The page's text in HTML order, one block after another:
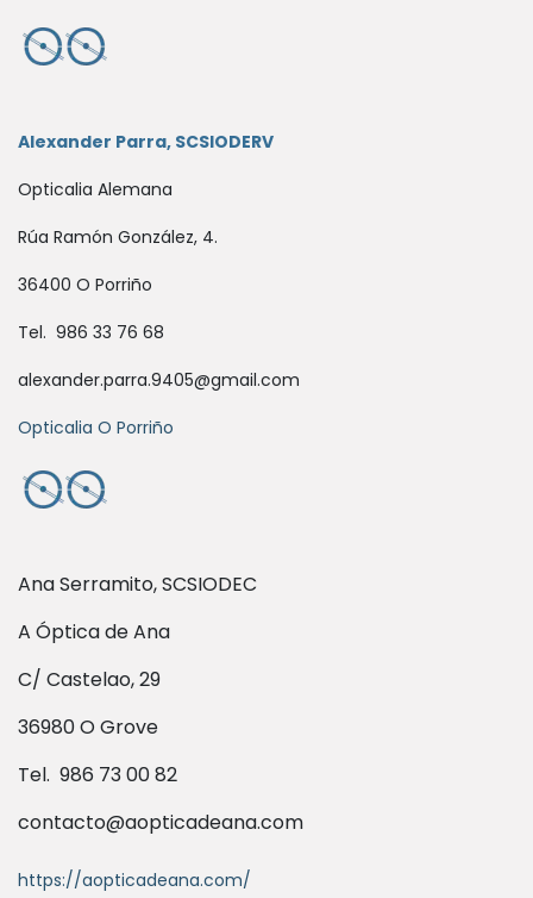
Alexander Parra, SCSIODERV
Opticalia Alemana
Rúa Ramón González, 4.
36400 O Porriño
Tel. 986 33 76 68
alexander.parra.9405@gmail.com
Opticalia O Porriño
Ana Serramito, SCSIODEC
A Óptica de Ana
C/ Castelao, 29
36980 O Grove
Tel. 986 73 00 82
contacto@aopticadeana.com
https://aopticadeana.com/